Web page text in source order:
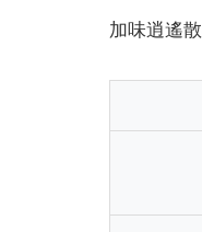
加味逍遙